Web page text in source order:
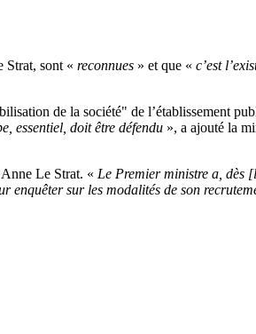
Strat, sont « reconnues » et que « c’est
de la société" de l’établissement
essentiel, doit être défendu », a ajouté la
Le Strat. « Le Premier ministre a, dès
enquêter sur les modalités de son